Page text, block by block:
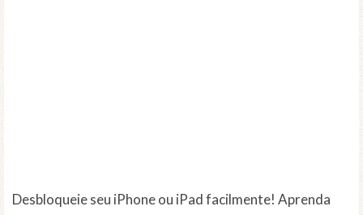
Desbloqueie seu iPhone ou iPad facilmente! Aprenda